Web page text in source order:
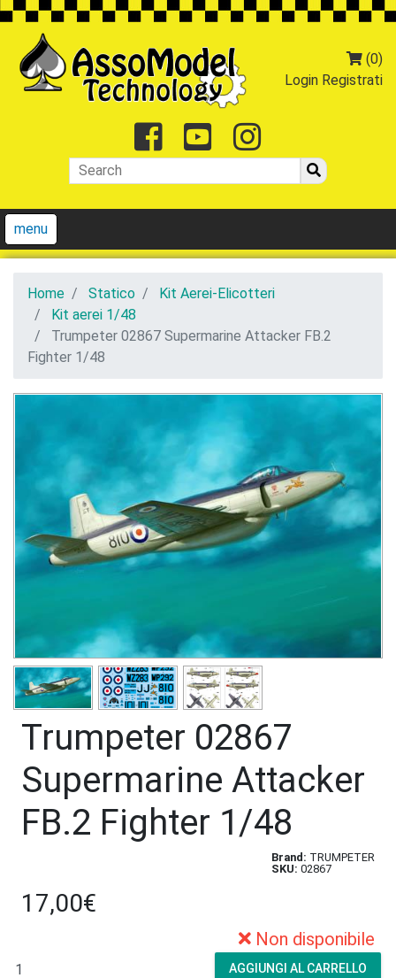
(0)
Login Registrati
Facebook
Youtube
menu
Home Statico
Kit Aerei-Elicotteri
Kit aerei 1/48
Trumpeter 02867 Supermarine Attacker FB.2
Fighter 1/48
Trumpeter 02867
Supermarine Attacker
FB.2 Fighter 1/48
Brand: TRUMPETER
SKU: 02867
17,00€
Non disponibile